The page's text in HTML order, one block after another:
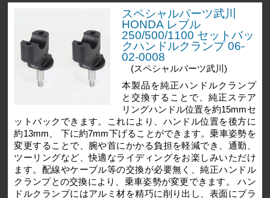
スペシャルパーツ武川
HONDA レブル
250/500/1100 セットバッ
クハンドルクランプ 06-
02-0008
(スペシャルパーツ武川)
本製品を純正ハンドルクランプ
と交換することで、純正ステア
リングハンドル位置を約15mmセ
ットバックできます。これにより、ハンドル位置を後方に
約13mm、 下に約7mm下げることができます。乗車姿勢を
変更することで、腕や首にかかる負担を軽減でき、通勤、
ツーリングなど、快適なライディングをお楽しみいただけ
ます。配線やケーブル等の交換が必要無く、純正ハンドル
クランプとの交換により、乗車姿勢が変更できます。 ハン
ドルクランプにはアルミ材を精巧に削り出し、表面にブラ